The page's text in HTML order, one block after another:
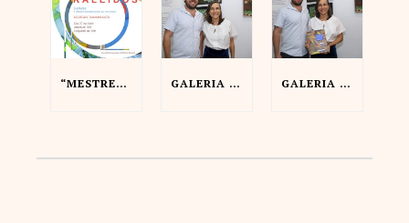
“MESTRES DA PINTURA ESPONTÂNEA” & “KALEIDOS” GALERIA BRASILIANA NA DASARTES GALERIA BRASILIANA NA ARTE EM PAUTA